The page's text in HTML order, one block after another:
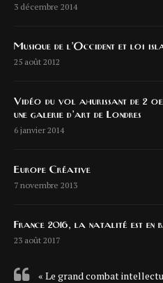
3 décembre 2014
Musique de l’Occident et loi
25 août 2012
Vidéo du vol ahurissant de 2
une galerie d’art de Londres
6 janvier 2014
Europe Créative
7 novembre 2013
France 2016, la natalité est en
23 août 2017
« Le grand combat